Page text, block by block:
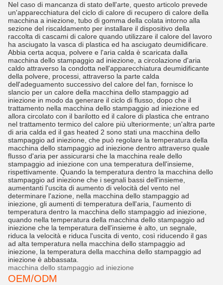
Nel caso di mancanza di stato dell'arte, questo articolo prevede
un'apparecchiatura del ciclo di calore di recupero di calore della
macchina a iniezione, tubo di gomma della colata intorno alla
sezione del riscaldamento per installare il dispositivo della
raccolta di cascami di calore quando utilizzare il calore del lavoro
ha asciugato la vasca di plastica ed ha asciugato deumidificare.
Abbia certa acqua, polvere e l'aria calda è scaricata dalla
macchina dello stampaggio ad iniezione, a circolazione d'aria
caldo attraverso la condotta nell'apparecchiatura deumidificante
della polvere, processi, attraverso la parte calda
dell'adeguamento successivo del calore del fan, fornisce lo
slancio per un calore della macchina dello stampaggio ad
iniezione in modo da generare il ciclo di flusso, dopo che il
trattamento nella macchina dello stampaggio ad iniezione ed
allora circolato con il barilotto ed il calore di plastica che entrano
nel trattamento termico del calore più ulteriormente; un'altra parte
di aria calda ed il gas heated 2 sono stati una macchina dello
stampaggio ad iniezione, che può regolare la temperatura della
macchina dello stampaggio ad iniezione dentro attraverso quale
flusso d'aria per assicurarsi che la macchina reale dello
stampaggio ad iniezione con una temperatura dell'insieme,
rispettivamente. Quando la temperatura dentro la macchina dello
stampaggio ad iniezione che i segnali bassi dell'insieme,
aumentanti l'uscita di aumento di velocità del vento nel
determinare l'azione, nella macchina dello stampaggio ad
iniezione, gli aumenti di temperatura dell'aria, l'aumento di
temperatura dentro la macchina dello stampaggio ad iniezione,
quando nella temperatura della macchina dello stampaggio ad
iniezione che la temperatura dell'insieme è alto, un segnale,
riduca la velocità e riduca l'uscita di vento, così riducendo il gas
ad alta temperatura nella macchina dello stampaggio ad
iniezione, la temperatura della macchina dello stampaggio ad
iniezione è abbassata.
macchina dello stampaggio ad iniezione
OEM/ODM